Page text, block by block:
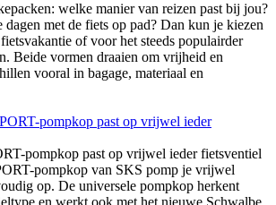
welke manier van reizen past bij jou?
dagen met de fiets op pad? Dan kun je kiezen
of voor het steeds populairder
Beide vormen draaien om vrijheid en
vooral in bagage, materiaal en
pompkop past op vrijwel ieder fietsventiel
pompkop van SKS pomp je vrijwel
op. De universele pompkop herkent